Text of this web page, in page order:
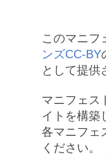
このマニフ
ンズCC-BY
として提供
マニフェス
イトを構築
各マニフェ
ください。